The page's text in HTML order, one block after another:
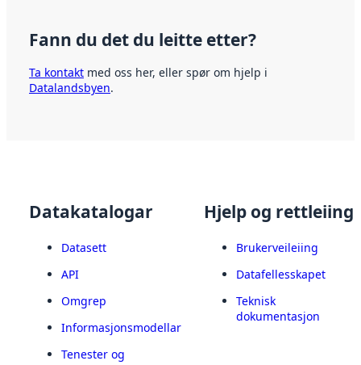
Fann du det du leitte etter?
Ta kontakt med oss her, eller spør om hjelp i
Datalandsbyen.
Datakatalogar
Datasett
API
Omgrep
Informasjonsmodellar
Tenester og
Hjelp og rettleiing
Brukerveileiing
Datafellesskapet
Teknisk
dokumentasjon